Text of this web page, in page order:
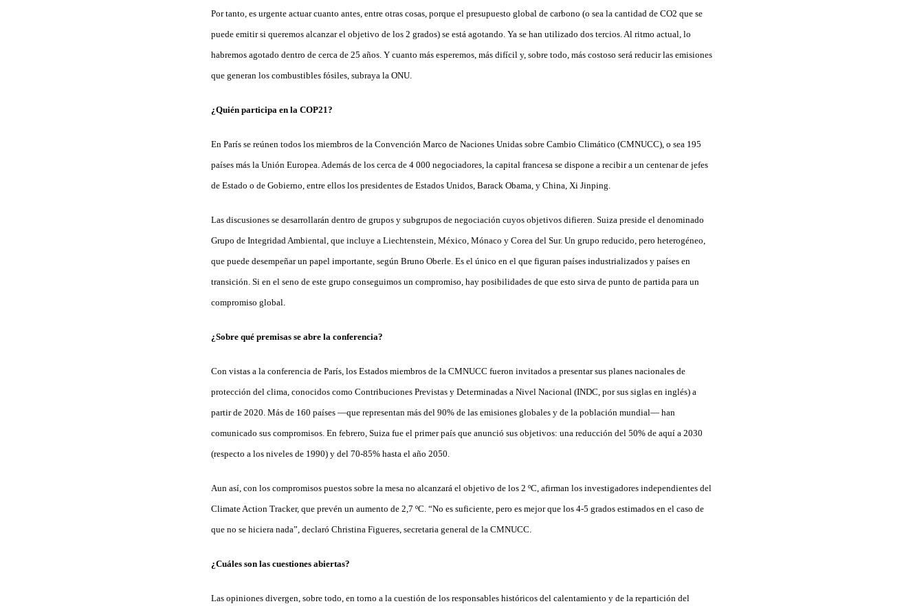
Por tanto, es urgente actuar cuanto antes, entre otras cosas, porque el presupuesto global de carbono (o sea la cantidad de CO2 que se
puede emitir si queremos alcanzar el objetivo de los 2 grados) se está agotando. Ya se han utilizado dos tercios. Al ritmo actual, lo
habremos agotado dentro de cerca de 25 años. Y cuanto más esperemos, más difícil y, sobre todo, más costoso será reducir las emisiones
que generan los combustibles fósiles, subraya la ONU.
¿Quién participa en la COP21?
En París se reúnen todos los miembros de la Convención Marco de Naciones Unidas sobre Cambio Climático (CMNUCC), o sea 195
países más la Unión Europea. Además de los cerca de 4 000 negociadores, la capital francesa se dispone a recibir a un centenar de jefes
de Estado o de Gobierno, entre ellos los presidentes de Estados Unidos, Barack Obama, y China, Xi Jinping.
Las discusiones se desarrollarán dentro de grupos y subgrupos de negociación cuyos objetivos difieren. Suiza preside el denominado
Grupo de Integridad Ambiental, que incluye a Liechtenstein, México, Mónaco y Corea del Sur. Un grupo reducido, pero heterogéneo,
que puede desempeñar un papel importante, según Bruno Oberle. Es el único en el que figuran países industrializados y países en
transición. Si en el seno de este grupo conseguimos un compromiso, hay posibilidades de que esto sirva de punto de partida para un
compromiso global.
¿Sobre qué premisas se abre la conferencia?
Con vistas a la conferencia de París, los Estados miembros de la CMNUCC fueron invitados a presentar sus planes nacionales de
protección del clima, conocidos como Contribuciones Previstas y Determinadas a Nivel Nacional (INDC, por sus siglas en inglés) a
partir de 2020. Más de 160 países —que representan más del 90% de las emisiones globales y de la población mundial— han
comunicado sus compromisos. En febrero, Suiza fue el primer país que anunció sus objetivos: una reducción del 50% de aquí a 2030
(respecto a los niveles de 1990) y del 70-85% hasta el año 2050.
Aun así, con los compromisos puestos sobre la mesa no alcanzará el objetivo de los 2 ºC, afirman los investigadores independientes del
Climate Action Tracker, que prevén un aumento de 2,7 ºC. “No es suficiente, pero es mejor que los 4-5 grados estimados en el caso de
que no se hiciera nada”, declaró Christina Figueres, secretaria general de la CMNUCC.
¿Cuáles son las cuestiones abiertas?
Las opiniones divergen, sobre todo, en torno a la cuestión de los responsables históricos del calentamiento y de la repartición del